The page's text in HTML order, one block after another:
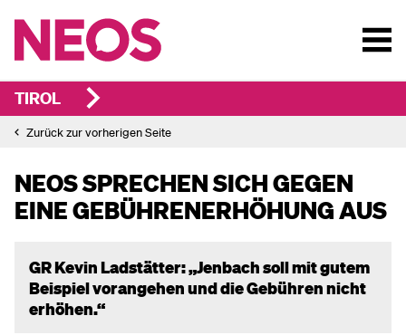
TIROL
Zurück zur vorherigen Seite
NEOS SPRECHEN SICH GEGEN
EINE GEBÜHRENERHÖHUNG AUS
GR Kevin Ladstätter: „Jenbach soll mit gutem
Beispiel vorangehen und die Gebühren nicht
erhöhen.“